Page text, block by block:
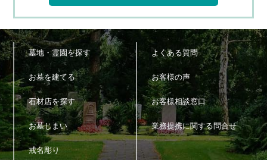
当サイトが個人情報を取得する際には、利用目的を明確化す
るよう努力し、お墓に関するご案内サービス(以下、本サー
ビス)の提供にあたり、以下に定める目的の範囲内で適法か
つ公正な手段によって個人情報を取得し、適切に利用しま
す。
1) 利用者へ本サービスを行うために必要な範囲内で、本サ
ービスの業務委託先への提供のため
2)
本サービスに関連するサポートのため
3) サービス向上を目的とした各種施策の実施のため
4) ウェブサイトその他各種媒体等に掲載する統計データ等
の分析業務実施のため
5) 各種サービスの企画・開発や満足度向上等を目的とした
アンケート調査等の実施のため
墓地・霊園を探す
お墓を建てる
石材店を探す
お墓じまい
戒名彫り
よくある質問
お客様の声
お客様相談窓口
業務提携に関する問合せ